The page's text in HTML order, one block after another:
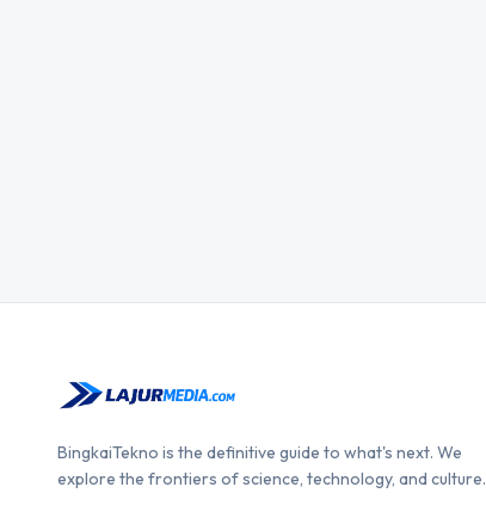
BingkaiTekno is the definitive guide to what's next. We
explore the frontiers of science, technology, and culture.